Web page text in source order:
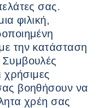
σας.
φιλική,
την κατάσταση
χρήσιμες
βοηθήσουν να
χρέη σας